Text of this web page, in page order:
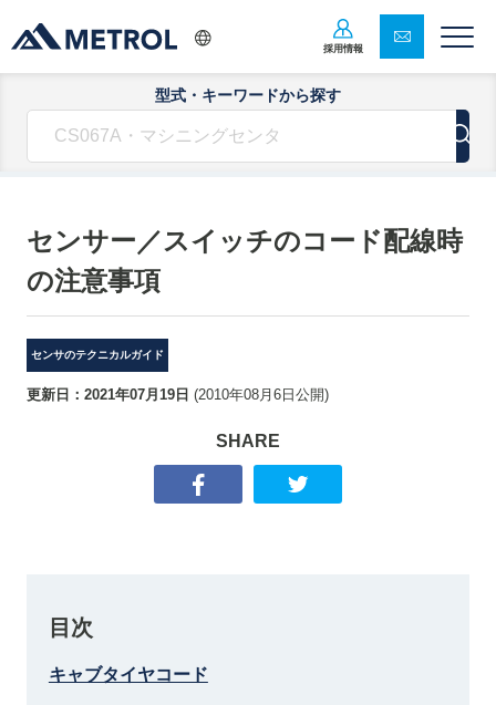
採用情報
型式・キーワードから探す
センサー／スイッチのコード配線時
の注意事項
センサのテクニカルガイド
更新日： 2021年07月19日 (2010年08月6日 公開)
SHARE
目次
キャブタイヤコード